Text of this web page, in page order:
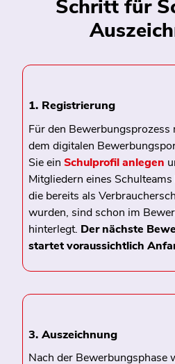
Schritt für
1. Registrierung
Für den Bewerbungsprozess
dem digitalen
Sie ein Schulprofil anlegen
Mitgliedern eines
die bereits als
wurden, sind schon im
hinterlegt. Der nächste
startet voraussichtlich
3. Auszeichnung
Nach der Bewerbungsphase